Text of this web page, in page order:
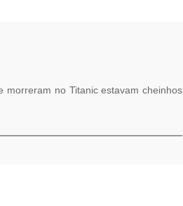
morreram no Titanic estavam cheinhos